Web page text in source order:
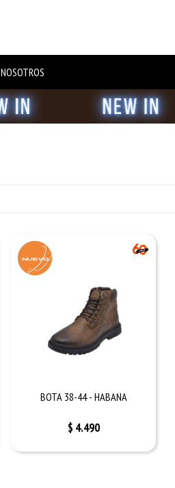
NOSOTROS
BOTA 38-44 - HABANA
$ 4.490